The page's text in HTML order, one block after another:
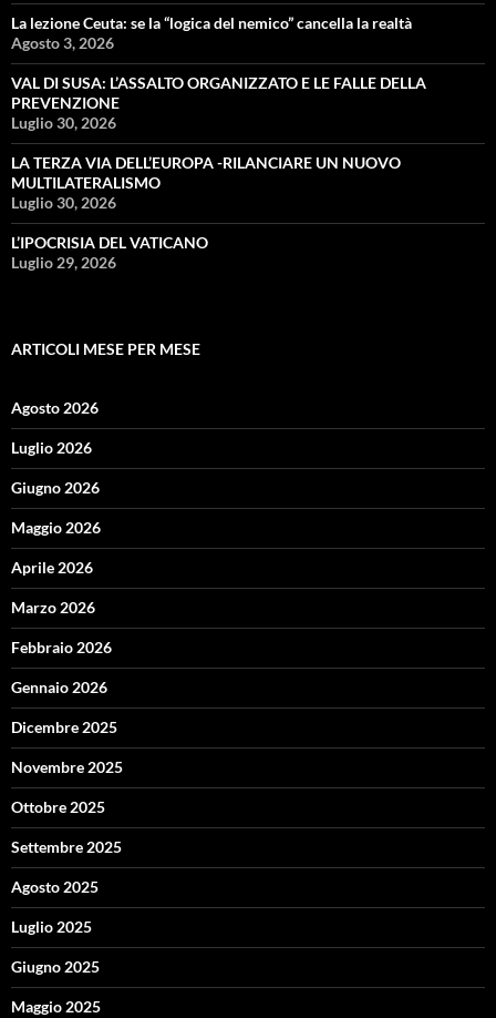
La lezione Ceuta: se la “logica del nemico” cancella la realtà
Agosto 3, 2026
VAL DI SUSA: L’ASSALTO ORGANIZZATO E LE FALLE DELLA
PREVENZIONE
Luglio 30, 2026
LA TERZA VIA DELL’EUROPA -RILANCIARE UN NUOVO
MULTILATERALISMO
Luglio 30, 2026
L’IPOCRISIA DEL VATICANO
Luglio 29, 2026
ARTICOLI MESE PER MESE
Agosto 2026
Luglio 2026
Giugno 2026
Maggio 2026
Aprile 2026
Marzo 2026
Febbraio 2026
Gennaio 2026
Dicembre 2025
Novembre 2025
Ottobre 2025
Settembre 2025
Agosto 2025
Luglio 2025
Giugno 2025
Maggio 2025